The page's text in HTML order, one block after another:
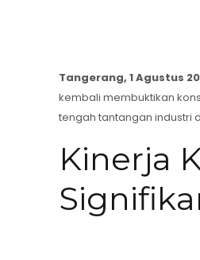
Tangerang, 1 Agustus
kembali membuktikan
tengah tantangan industri
Kinerja